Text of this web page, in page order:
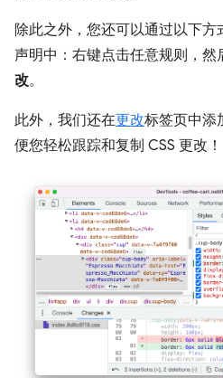
除此之外，您还可以通过以下方
声明中：右键点击任意规则，然
改。
此外，我们还在更改标签页中添
便您轻松跟踪和复制 CSS 更改！